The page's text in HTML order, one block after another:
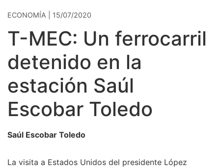
ECONOMÍA | 15/07/2020
T-MEC: Un ferrocarril
detenido en la
estación Saúl
Escobar Toledo
Saúl Escobar Toledo
La visita a Estados Unidos del presidente López